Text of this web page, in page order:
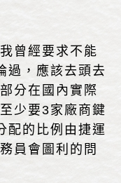
曾經要求不能
過，應該去頭去
分在國內實際
少要3家廠商鍵
配的比例由捷運
員會圖利的問